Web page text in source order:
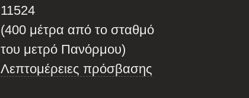
11524
(400 μέτρα από το σταθμό
του μετρό Πανόρμου)
Λεπτομέρειες πρόσβασης